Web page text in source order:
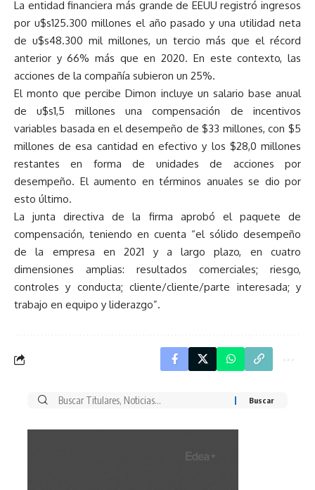
La entidad financiera más grande de EEUU registró ingresos
por u$s125.300 millones el año pasado y una utilidad neta
de u$s48.300 mil millones, un tercio más que el récord
anterior y 66% más que en 2020. En este contexto, las
acciones de la compañía subieron un 25%.
El monto que percibe Dimon incluye un salario base anual
de u$s1,5 millones una compensación de incentivos
variables basada en el desempeño de $33 millones, con $5
millones de esa cantidad en efectivo y los $28,0 millones
restantes en forma de unidades de acciones por
desempeño. El aumento en términos anuales se dio por
esto último.
La junta directiva de la firma aprobó el paquete de
compensación, teniendo en cuenta “el sólido desempeño
de la empresa en 2021 y a largo plazo, en cuatro
dimensiones amplias: resultados comerciales; riesgo,
controles y conducta; cliente/cliente/parte interesada; y
trabajo en equipo y liderazgo”.
Buscar